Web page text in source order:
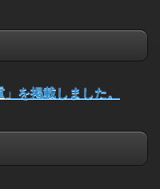
を掲載しました。